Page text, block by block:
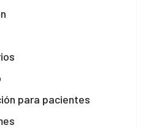
para pacientes